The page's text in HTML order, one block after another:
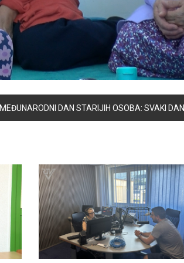
MEĐUNARODNI DAN STARIJIH OSOBA: SVAKI DAN TREBAMO MISLITI NA NAŠE STARIJE